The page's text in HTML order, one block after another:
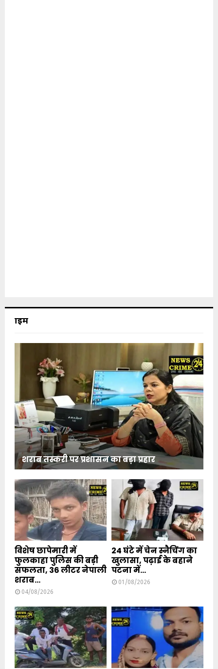
क्राइम
शराब तस्करी पर प्रशासन का बड़ा प्रहार
विशेष छापेमारी में
फुलकाहा पुलिस की बड़ी
सफलता, 36 लीटर नेपाली
शराब...
04/08/2026
24 घंटे में चेन स्नैचिंग का
खुलासा, पढ़ाई के बहाने
पटना में...
01/08/2026